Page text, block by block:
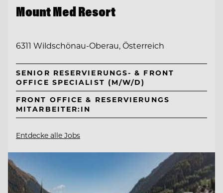
Mount Med Resort
6311 Wildschönau-Oberau, Österreich
SENIOR RESERVIERUNGS- & FRONT
OFFICE SPECIALIST (M/W/D)
FRONT OFFICE & RESERVIERUNGS
MITARBEITER:IN
Entdecke alle Jobs